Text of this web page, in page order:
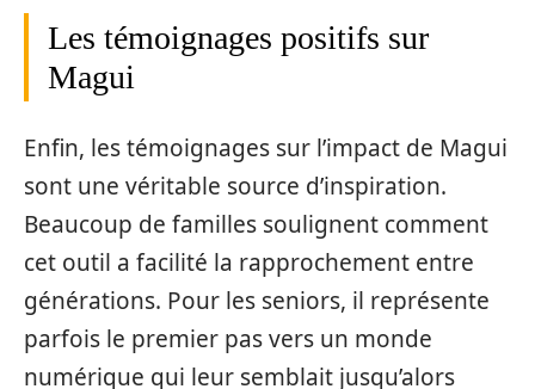
Les témoignages positifs sur
Magui
Enfin, les témoignages sur l’impact de Magui
sont une véritable source d’inspiration.
Beaucoup de familles soulignent comment
cet outil a facilité la rapprochement entre
générations. Pour les seniors, il représente
parfois le premier pas vers un monde
numérique qui leur semblait jusqu’alors